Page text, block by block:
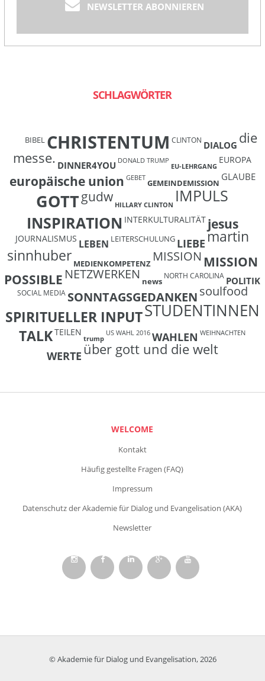
NEWSLETTER ABONNIEREN
SCHLAGWÖRTER
BIBEL CHRISTENTUM CLINTON DIALOG die
messe. DINNER4YOU DONALD TRUMP
EU-LEHRGANG
EUROPA
europäische union GEBET GEMEINDEMISSION
GLAUBE
GOTTgudw HILLARY CLINTON IMPULS
INSPIRATION INTERKULTURALITÄT jesus
JOURNALISMUS LEBEN LEITERSCHULUNG LIEBEmartin
sinnhuber MEDIENKOMPETENZ MISSION MISSION
POSSIBLE NETZWERKEN news
NORTH CAROLINA POLITIK
SOCIAL MEDIA SONNTAGSGEDANKENsoulfood
SPIRITUELLER INPUTSTUDENTINNEN
TALKTEILEN
trump
US WAHL 2016 WAHLEN WEIHNACHTEN
WERTE über gott und die welt
WELCOME
Kontakt
Häufig gestellte Fragen (FAQ)
Impressum
Datenschutz der Akademie für Dialog und Evangelisation (AKA)
Newsletter
© Akademie für Dialog und Evangelisation, 2026